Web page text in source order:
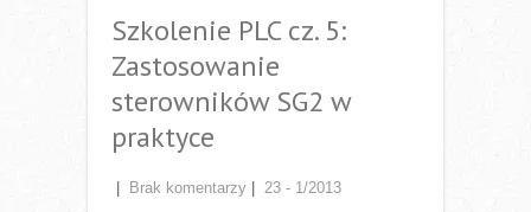
Szkolenie PLC cz. 5:
Zastosowanie
sterowników SG2 w
praktyce
Brak komentarzy 23 - 1/2013